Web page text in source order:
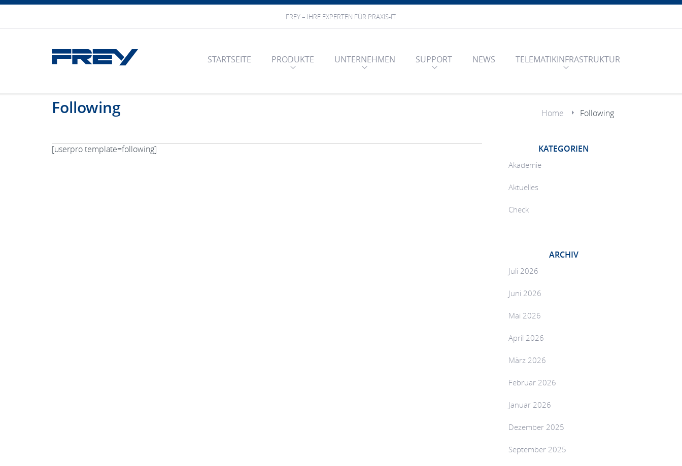
FREY – IHRE EXPERTEN FÜR PRAXIS-IT.
STARTSEITE PRODUKTE UNTERNEHMEN SUPPORT NEWS TELEMATIKINFRASTRUKTUR
Following Home Following
[userpro template=following] KATEGORIEN
Akademie
Aktuelles
Check
ARCHIV
Juli 2026
Juni 2026
Mai 2026
April 2026
März 2026
Februar 2026
Januar 2026
Dezember 2025
September 2025